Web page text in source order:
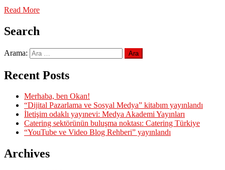
Read More
Search
Arama:
Recent Posts
Merhaba, ben Okan!
“Dijital Pazarlama ve Sosyal Medya” kitabım yayınlandı
İletişim odaklı yayınevi: Medya Akademi Yayınları
Catering sektörünün buluşma noktası: Catering Türkiye
“YouTube ve Video Blog Rehberi” yayınlandı
Archives